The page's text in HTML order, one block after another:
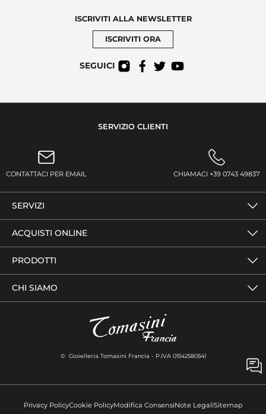
ISCRIVITI ALLA NEWSLETTER
ISCRIVITI ORA
SEGUICI
SERVIZIO CLIENTI
CONTATTACI PER EMAIL CHIAMACI +39 0743 49837
SERVIZI
ACQUISTI ONLINE
PRODOTTI
CHI SIAMO
© Gioielleria Tomasini Francia - P.IVA 01542580541
Privacy PolicyCookie PolicyModifica ConsensiNote LegaliSitemap